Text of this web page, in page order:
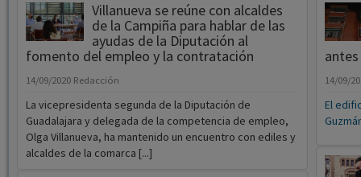
Villanueva se reúne con alcaldes
de la Campiña para hablar de las
ayudas de la Diputación al
fomento del empleo y la contratación
14/09/2020 Redacción
La vicepresidenta segunda de la Diputación de
Guadalajara y delegada de la competencia de empleo,
Olga Villanueva, ha mantenido un encuentro con ediles y
alcaldes de la comarca [...]
14/09/
El